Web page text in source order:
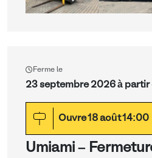
Ferme le
23 septembre 2026 à partir
Ouvre18 août14:00
Umiami –